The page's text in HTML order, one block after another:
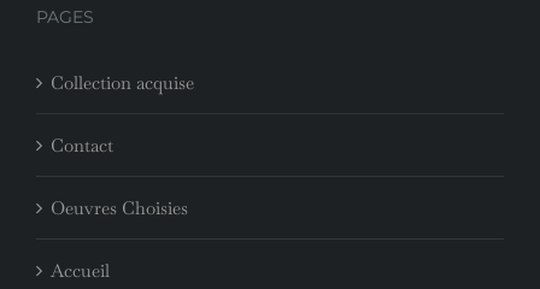
PAGES
Collection acquise
Contact
Oeuvres Choisies
Accueil